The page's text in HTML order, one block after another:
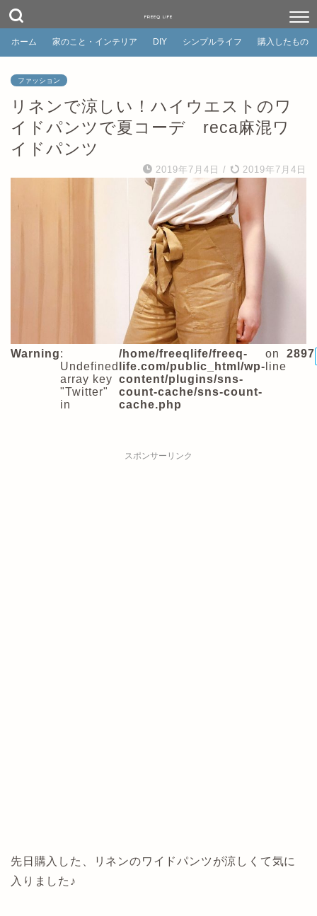
FREEQ LIFE
ホーム 家のこと・インテリア DIY シンプルライフ 購入したもの
ファッション
リネンで涼しい！ハイウエストのワ
イドパンツで夏コーデ reca麻混ワ
イドパンツ
2019年7月4日 / 2019年7月4日
Warning:
Undefined
array key
"Twitter"
in
/home/freeqlife/freeq-
life.com/public_html/wp-
content/plugins/sns-
count-cache/sns-count-
cache.php
on
line
2897
スポンサーリンク
先日購入した、リネンのワイドパンツが涼しくて気に
入りました♪